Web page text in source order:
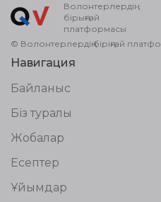
Волонтерлердің
бірыңғай
платформасы
© Волонтерлердің біріңғай
Навигация
Байланыс
Біз туралы
Жобалар
Есептер
Ұйымдар